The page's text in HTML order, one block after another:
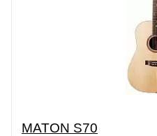
MATON S70